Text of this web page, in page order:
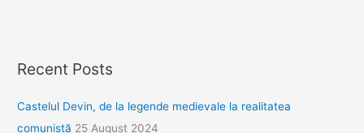
zgâiești
gururi
Recent Posts
Castelul Devin, de la legende medievale la realitatea
comunistă 25 August 2024